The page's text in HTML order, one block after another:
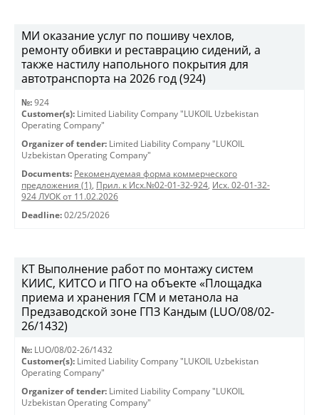
МИ оказание услуг по пошиву чехлов,
ремонту обивки и реставрацию сидений, а
также настилу напольного покрытия для
автотранспорта на 2026 год (924)
№: 924
Customer(s): Limited Liability Company "LUKOIL Uzbekistan
Operating Company"
Organizer of tender: Limited Liability Company "LUKOIL
Uzbekistan Operating Company"
Documents: Рекомендуемая форма коммерческого
предложения (1), Прил. к Исх.№02-01-32-924, Исх. 02-01-32-
924 ЛУОК от 11.02.2026
Deadline: 02/25/2026
КТ Выполнение работ по монтажу систем
КИИС, КИТСО и ПГО на объекте «Площадка
приема и хранения ГСМ и метанола на
Предзаводской зоне ГПЗ Кандым (LUO/08/02-
26/1432)
№: LUO/08/02-26/1432
Customer(s): Limited Liability Company "LUKOIL Uzbekistan
Operating Company"
Organizer of tender: Limited Liability Company "LUKOIL
Uzbekistan Operating Company"